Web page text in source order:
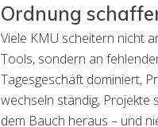
Ordnung
Viele KMU scheitern nicht
Tools, sondern an
Tagesgeschäft dominiert,
wechseln ständig, Projekte
dem Bauch heraus – und